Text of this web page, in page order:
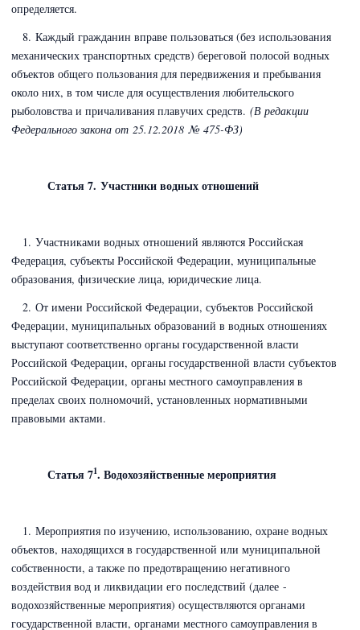
определяется.
8. Каждый гражданин вправе пользоваться (без использования
механических транспортных средств) береговой полосой водных
объектов общего пользования для передвижения и пребывания
около них, в том числе для осуществления любительского
рыболовства и причаливания плавучих средств. (В редакции
Федерального закона от 25.12.2018 № 475-ФЗ)
Статья 7. Участники водных отношений
1. Участниками водных отношений являются Российская
Федерация, субъекты Российской Федерации, муниципальные
образования, физические лица, юридические лица.
2. От имени Российской Федерации, субъектов Российской
Федерации, муниципальных образований в водных отношениях
выступают соответственно органы государственной власти
Российской Федерации, органы государственной власти субъектов
Российской Федерации, органы местного самоуправления в
пределах своих полномочий, установленных нормативными
правовыми актами.
Статья 71. Водохозяйственные мероприятия
1. Мероприятия по изучению, использованию, охране водных
объектов, находящихся в государственной или муниципальной
собственности, а также по предотвращению негативного
воздействия вод и ликвидации его последствий (далее -
водохозяйственные мероприятия) осуществляются органами
государственной власти, органами местного самоуправления в